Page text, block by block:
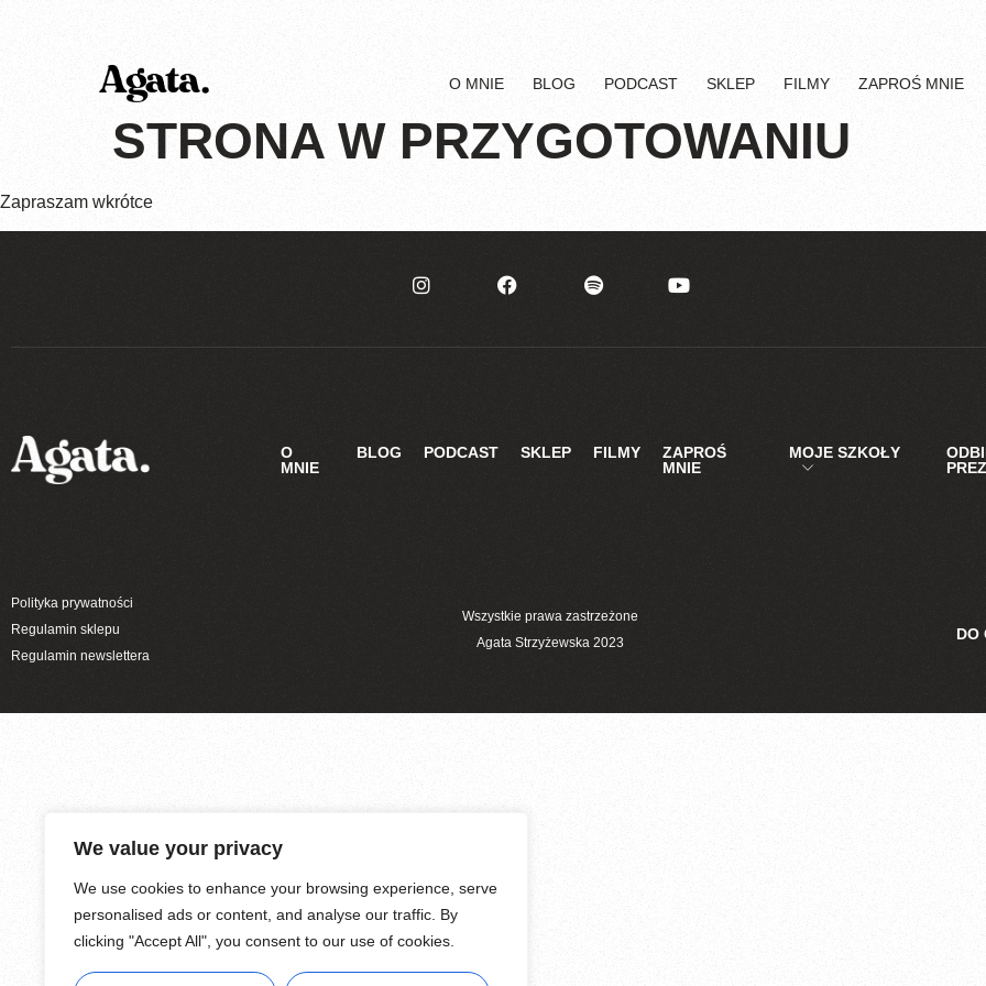
We value your privacy
We use cookies to enhance your browsing experience, serve
personalised ads or content, and analyse our traffic. By
clicking "Accept All", you consent to our use of cookies.
O MNIE BLOG PODCAST SKLEP FILMY ZAPROŚ MNIE
STRONA W PRZYGOTOWANIU
Zapraszam wkrótce
O
MNIE
BLOG PODCAST SKLEP FILMY
ZAPROŚ
MNIE
MOJE SZKOŁY
Polityka prywatności
Regulamin sklepu
Regulamin newslettera
Wszystkie prawa zastrzeżone
Agata Strzyżewska 2023
DO